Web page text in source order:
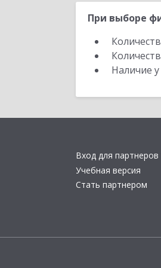
При выборе
Наличие
Вход для партнеров
Учебная версия
Стать партнером